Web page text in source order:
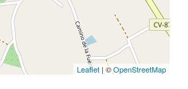
Leaflet | ©OpenStreetMap